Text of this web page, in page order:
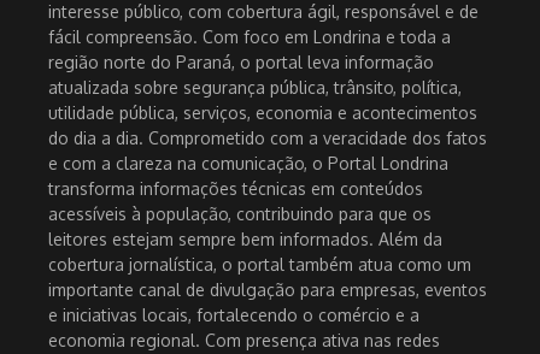
interesse público, com cobertura ágil, responsável e de
fácil compreensão. Com foco em Londrina e toda a
região norte do Paraná, o portal leva informação
atualizada sobre segurança pública, trânsito, política,
utilidade pública, serviços, economia e acontecimentos
do dia a dia. Comprometido com a veracidade dos fatos
e com a clareza na comunicação, o Portal Londrina
transforma informações técnicas em conteúdos
acessíveis à população, contribuindo para que os
leitores estejam sempre bem informados. Além da
cobertura jornalística, o portal também atua como um
importante canal de divulgação para empresas, eventos
e iniciativas locais, fortalecendo o comércio e a
economia regional. Com presença ativa nas redes